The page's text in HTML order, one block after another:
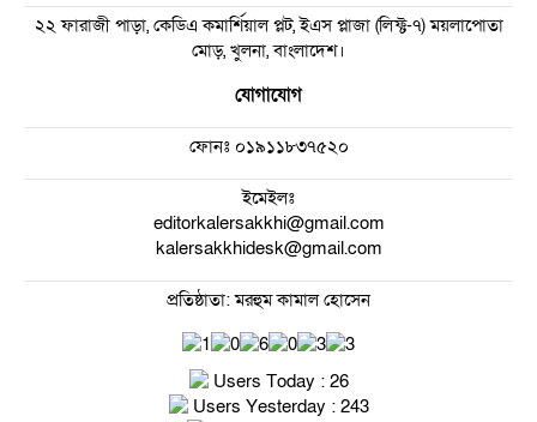
২২ ফারাজী পাড়া, কেডিএ কমার্শিয়াল প্লট, ইএস প্লাজা (লিফ্ট-৭) ময়লাপোতা
মোড়, খুলনা, বাংলাদেশ।
যোগাযোগ
ফোনঃ০১৯১১৮৩৭৫২০
ইমেইলঃ
editorkalersakkhi@gmail.com
kalersakkhidesk@gmail.com
প্রতিষ্ঠাতা: মরহুম কামাল হোসেন
Users Today : 26
Users Yesterday : 243